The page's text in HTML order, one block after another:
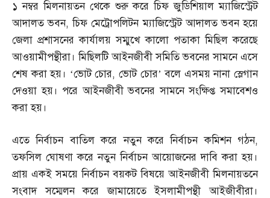
১ নম্বর মিলনায়তন থেকে শুরু করে চিফ জুডিশিয়াল ম্যাজিস্ট্রেট
আদালত ভবন,চিফ মেট্রোপলিটন ম্যাজিস্ট্রেট আদালত ভবন হয়ে
জেলা প্রশাসনের কার্যালয় সম্মুখে কালো পতাকা মিছিল করেছে
আওয়ামীপন্থীরা। মিছিলটি আইনজীবী সমিতি ভবনের সামনে এসে
শেষ করা হয়। ‘ভোট চোর,ভোট চোর’ বলে এসময় নানা স্লেগান
দেওয়া হয়। পরে আইনজীবী ভবনের সামনে সংক্ষিপ্ত সমাবেশও
করা হয়।
এতে নির্বাচন বাতিল করে নতুন করে নির্বাচন কমিশন গঠন,
তফসিল ঘোষণা করে নতুন নির্বাচন আয়োজনের দাবি করা হয়।
প্রায় একই সময়ে নির্বাচন বয়কট বিষয়ে আইনজীবী মিলনায়তনে
সংবাদ সম্মেলন করে জামায়েতে ইসলামীপন্থী আইজীবীরা।